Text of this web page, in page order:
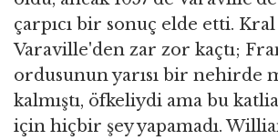
çarpıcı bir sonuç elde etti.
Varaville'den zar zor kaçtı;
ordusunun yarısı bir nehirde
kalmıştı, öfkeliydi ama bu
için hiçbir şey yapamadı.